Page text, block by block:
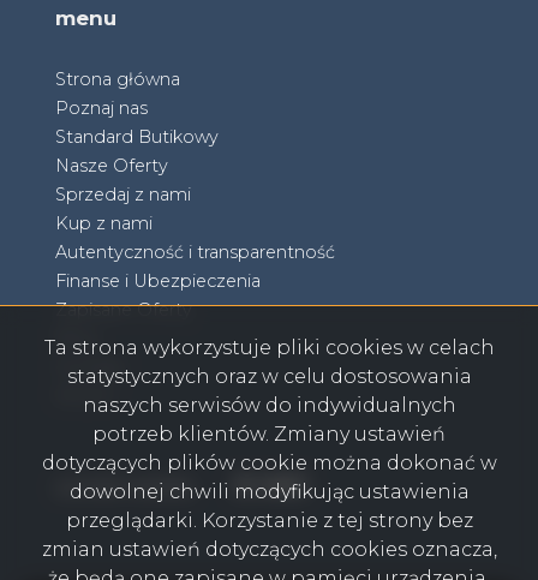
menu
Strona główna
Poznaj nas
Standard Butikowy
Nasze Oferty
Sprzedaj z nami
Kup z nami
Autentyczność i transparentność
Finanse i Ubezpieczenia
Zapisane Oferty
Blog
Kontakt
RODO
social media Facebook
Facebook
Facebook
Facebook
Ta strona wykorzystuje pliki cookies w celach
statystycznych oraz w celu dostosowania
naszych serwisów do indywidualnych
potrzeb klientów. Zmiany ustawień
dotyczących plików cookie można dokonać w
dowolnej chwili modyfikując ustawienia
przeglądarki. Korzystanie z tej strony bez
zmian ustawień dotyczących cookies oznacza,